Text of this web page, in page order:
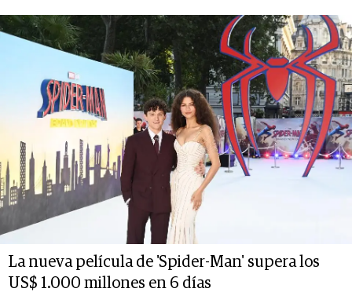
La nueva película de 'Spider-Man' supera los
US$ 1.000 millones en 6 días